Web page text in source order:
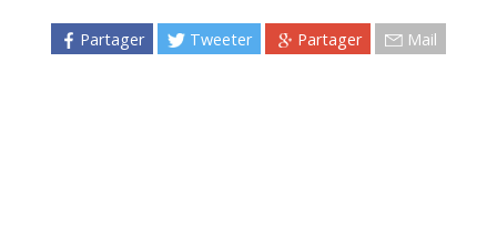
Partager Tweeter Partager Mail